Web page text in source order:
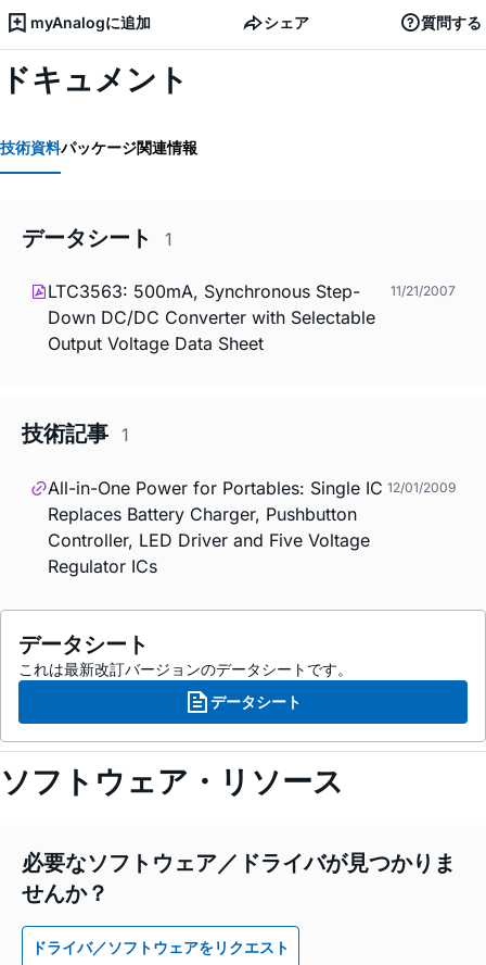
myAnalogに追加 シェア 質問する
ドキュメント
技術資料パッケージ関連情報
データシート 1
LTC3563: 500mA, Synchronous Step-
Down DC/DC Converter with Selectable
Output Voltage Data Sheet
11/21/2007
技術記事 1
All-in-One Power for Portables: Single IC
Replaces Battery Charger, Pushbutton
Controller, LED Driver and Five Voltage
Regulator ICs
12/01/2009
データシート
これは最新改訂バージョンのデータシートです。
データシート
ソフトウェア・リソース
必要なソフトウェア／ドライバが見つかりま
せんか？
ドライバ／ソフトウェアをリクエスト